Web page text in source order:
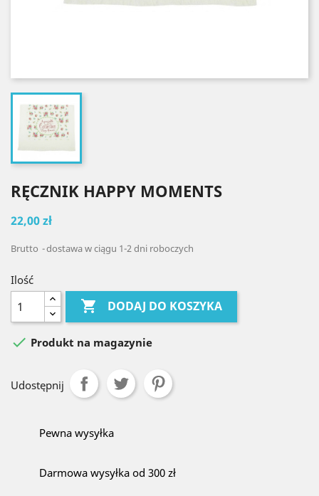
RĘCZNIK HAPPY MOMENTS
22,00 zł
Brutto dostawa w ciągu 1-2 dni roboczych
Ilość
 DODAJ DO KOSZYKA
 Produkt na magazynie
Udostępnij
Pewna wysyłka
Darmowa wysyłka od 300 zł